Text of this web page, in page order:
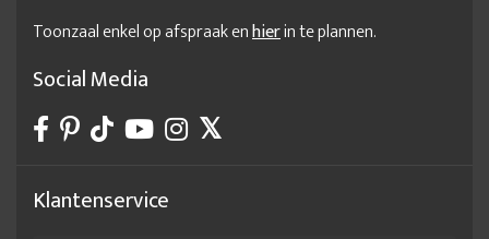
Toonzaal enkel op afspraak enhierin te plannen.
Social Media
Klantenservice